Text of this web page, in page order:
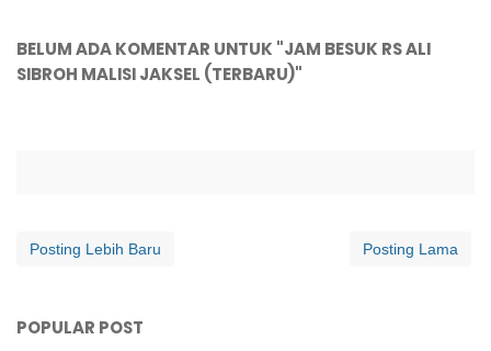
BELUM ADA KOMENTAR UNTUK "JAM BESUK RS ALI
SIBROH MALISI JAKSEL (TERBARU)"
Posting Lebih Baru Posting Lama
POPULAR POST